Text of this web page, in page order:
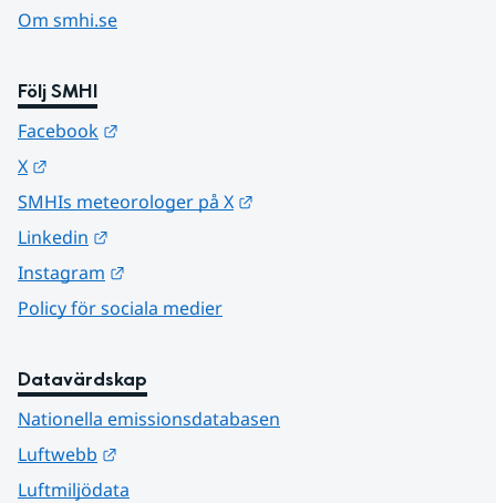
Om smhi.se
Följ SMHI
Facebook
X
SMHIs meteorologer på X
Linkedin
Instagram
Policy för sociala medier
Datavärdskap
Nationella emissionsdatabasen
Luftwebb
Luftmiljödata